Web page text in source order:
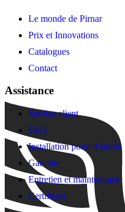
Le monde de Pirnar
Prix et Innovations
Catalogues
Contact
Assistance
Service client
FAQ
Installation porte d'entrée
Garantie
Entretien et maintenance
Certificats